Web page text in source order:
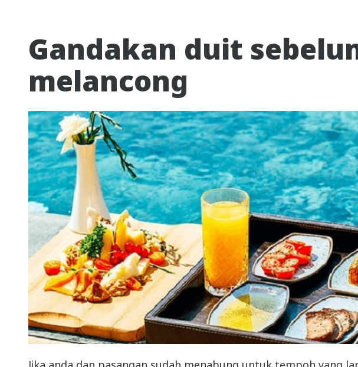
Gandakan duit
melancong